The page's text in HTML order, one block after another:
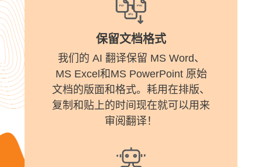
保留文档格式
我们的 AI 翻译保留 MS Word、
MS Excel和MS PowerPoint 原始
文档的版面和格式。耗用在排版、
复制和贴上的时间现在就可以用来
审阅翻译！